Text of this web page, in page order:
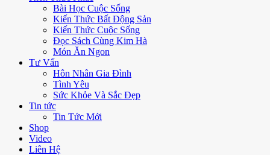
Bài Học Cuộc Sống
Kiến Thức Bất Động Sản
Kiến Thức Cuộc Sống
Đọc Sách Cùng Kim Hà
Món Ăn Ngon
Tư Vấn
Hôn Nhân Gia Đình
Tình Yêu
Sức Khỏe Và Sắc Đẹp
Tin tức
Tin Tức Mới
Shop
Video
Liên Hệ